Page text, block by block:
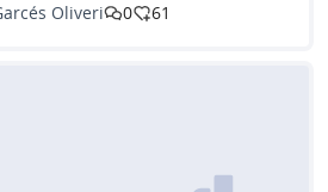
Oliveri 0 61